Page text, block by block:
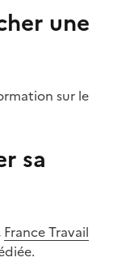
une
sur le
sa
France Travail